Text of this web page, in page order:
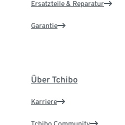
Ersatzteile & Reparatur
Garantie
Über Tchibo
Karriere